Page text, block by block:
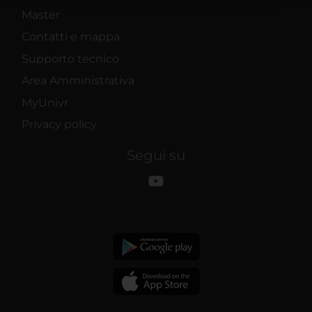
raccolto dal tuo utilizzo dei loro servizi.
Master
Contatti e mappa
Supporto tecnico
Area Amministrativa
MyUnivr
Privacy policy
Segui su